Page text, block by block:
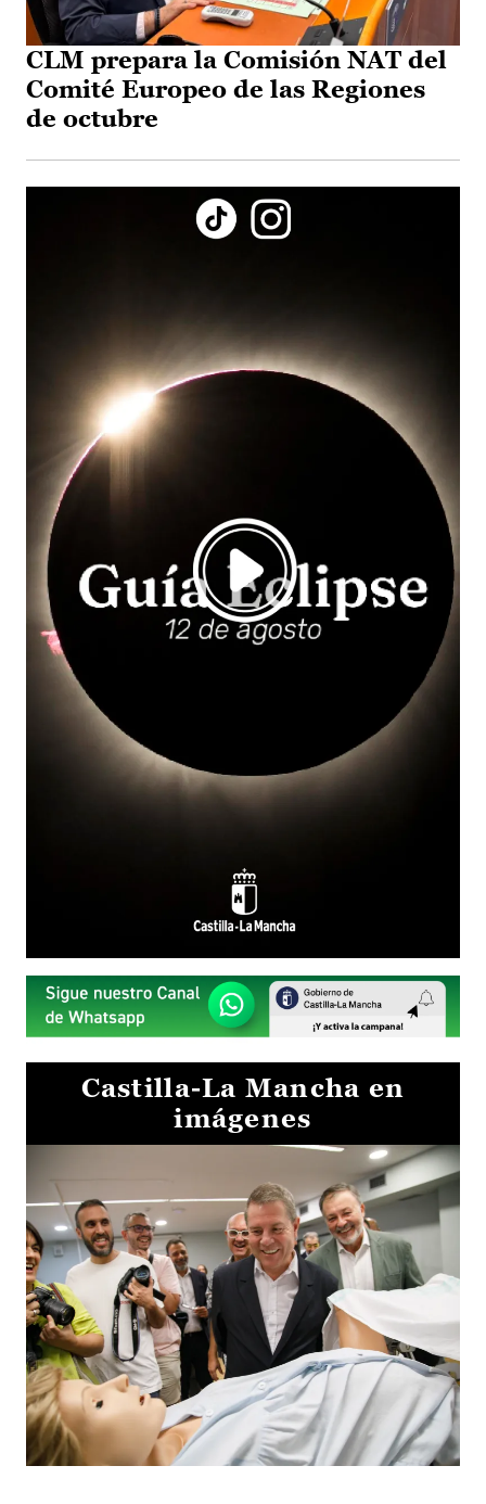
CLM prepara la Comisión NAT del
Comité Europeo de las Regiones
de octubre
Castilla-La Mancha en
imágenes